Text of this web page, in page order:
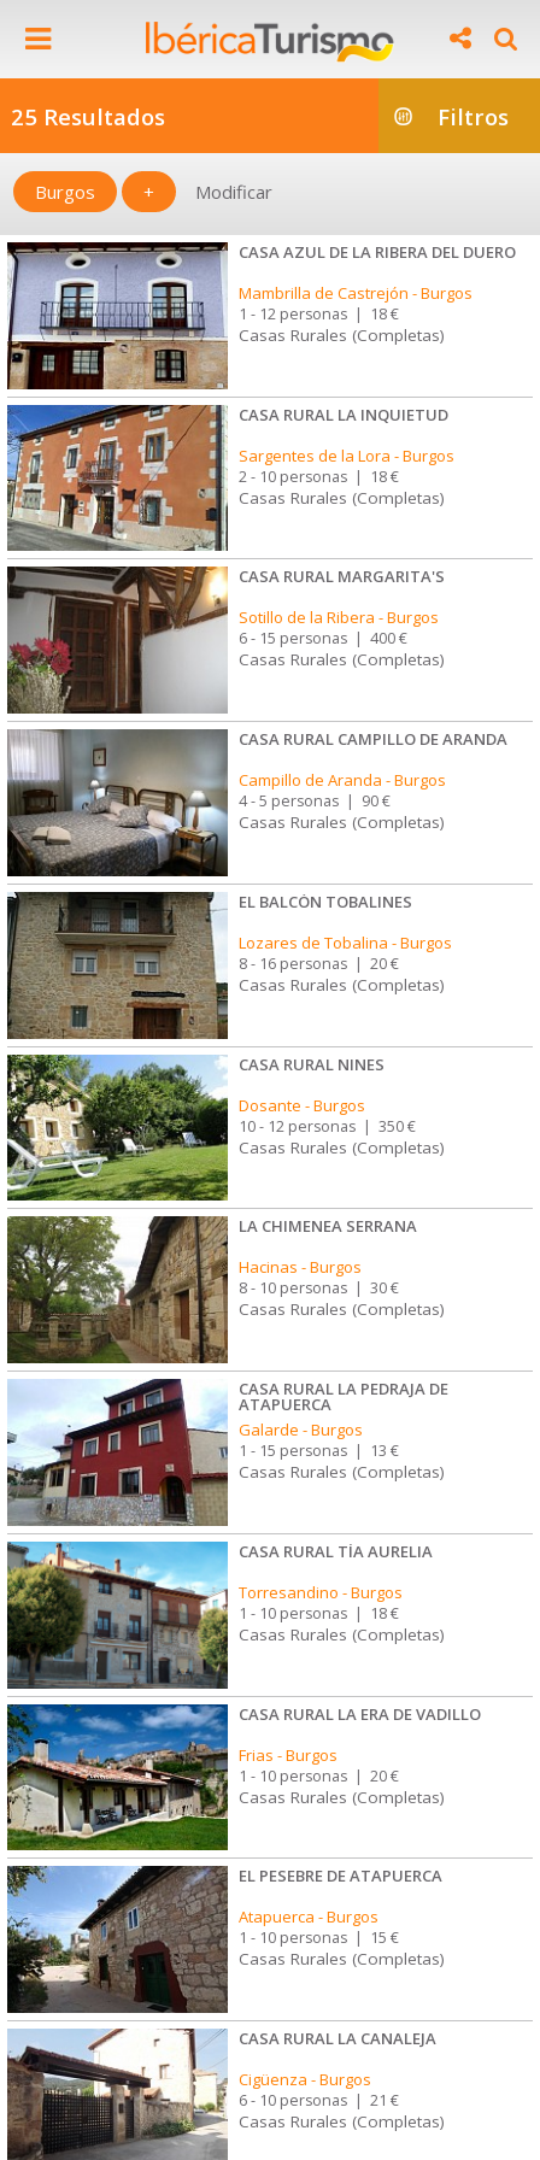
25 Resultados Filtros
Burgos + Modificar
CASA AZUL DE LA RIBERA DEL DUERO
Mambrilla de Castrejón -Burgos
1 - 12 personas | 18 €
Casas Rurales (Completas)
CASA RURAL LA INQUIETUD
Sargentes de la Lora -Burgos
2 - 10 personas | 18 €
Casas Rurales (Completas)
CASA RURAL MARGARITA'S
Sotillo de la Ribera -Burgos
6 - 15 personas 400 €
Casas Rurales (Completas)
CASA RURAL CAMPILLO DE ARANDA
Campillo de Aranda -Burgos
4 - 5 personas | 90 €
Casas Rurales (Completas)
EL BALCÓN TOBALINES
Lozares de Tobalina -Burgos
8 - 16 personas | 20 €
Casas Rurales (Completas)
CASA RURAL NINES
Dosante -Burgos
10 - 12 personas | 350 €
Casas Rurales (Completas)
LA CHIMENEA SERRANA
Hacinas -Burgos
8 - 10 personas | 30 €
Casas Rurales (Completas)
CASA RURAL LA PEDRAJA DE
ATAPUERCA
Galarde -Burgos
1 - 15 personas | 13 €
Casas Rurales (Completas)
CASA RURAL TÍA AURELIA
Torresandino -Burgos
1 - 10 personas | 18 €
Casas Rurales (Completas)
CASA RURAL LA ERA DE VADILLO
Frias -Burgos
1 - 10 personas | 20 €
Casas Rurales (Completas)
EL PESEBRE DE ATAPUERCA
Atapuerca -Burgos
1 - 10 personas | 15 €
Casas Rurales (Completas)
CASA RURAL LA CANALEJA
Cigüenza -Burgos
6 - 10 personas | 21 €
Casas Rurales (Completas)